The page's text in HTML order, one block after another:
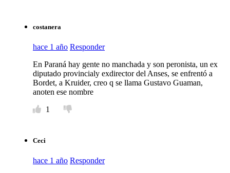
costanera
hace 1 año Responder
En Paraná hay gente no manchada y son peronista, un ex
diputado provincialy exdirector del Anses, se enfrentó a
Bordet, a Kruider, creo q se llama Gustavo Guaman,
anoten ese nombre
1
Ceci
hace 1 año Responder